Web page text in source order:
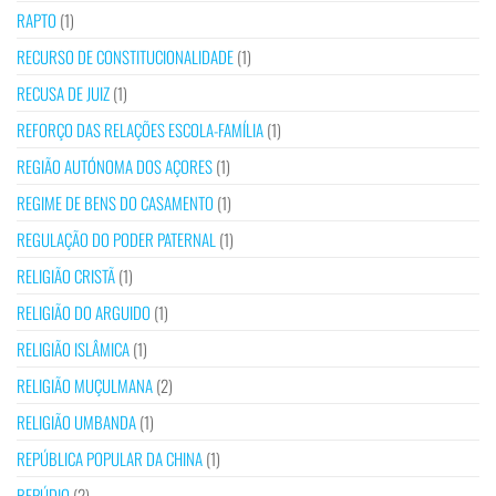
RAPTO (1)
RECURSO DE CONSTITUCIONALIDADE(1)
RECUSA DE JUIZ(1)
REFORÇO DAS RELAÇÕES ESCOLA-FAMÍLIA(1)
REGIÃO AUTÓNOMA DOS AÇORES(1)
REGIME DE BENS DO CASAMENTO (1)
REGULAÇÃO DO PODER PATERNAL (1)
RELIGIÃO CRISTÃ(1)
RELIGIÃO DO ARGUIDO (1)
RELIGIÃO ISLÂMICA(1)
RELIGIÃO MUÇULMANA(2)
RELIGIÃO UMBANDA(1)
REPÚBLICA POPULAR DA CHINA(1)